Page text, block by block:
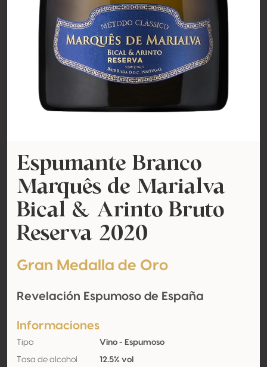
Espumante Branco
Marquês de Marialva
Bical & Arinto Bruto
Reserva 2020
Gran Medalla de Oro
Revelación Espumoso de España
Informaciones
Tipo Vino - Espumoso
Tasa de alcohol
12.5% vol